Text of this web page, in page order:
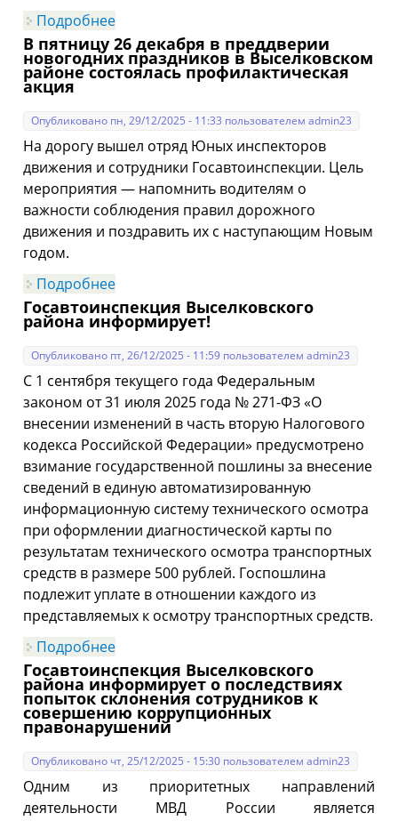
Подробнее
на автомобильной дороге на
автомобильной дороге пос. Бейсуг – ст.
Крупская – пос. Первомайский в районе
ст. Крупская произошло дорожно -
мопеда.
В пятницу 26 декабря в преддверии
новогодних праздников в Выселковском
районе состоялась профилактическая
акция
Опубликовано пн, 29/12/2025 - 11:33 пользователемadmin23
На дорогу вышел отряд Юных инспекторов
движения и сотрудники Госавтоинспекции. Цель
мероприятия — напомнить водителям о
важности соблюдения правил дорожного
движения и поздравить их с наступающим Новым
годом.
Подробнее
новогодних праздников в
Выселковском районе состоялась
профилактическая акция
Госавтоинспекция Выселковского
района информирует!
Опубликовано пт, 26/12/2025 - 11:59 пользователемadmin23
С 1 сентября текущего года Федеральным
законом от 31 июля 2025 года № 271-ФЗ «О
внесении изменений в часть вторую Налогового
кодекса Российской Федерации» предусмотрено
взимание государственной пошлины за внесение
сведений в единую автоматизированную
информационную систему технического осмотра
при оформлении диагностической карты по
результатам технического осмотра транспортных
средств в размере 500 рублей. Госпошлина
подлежит уплате в отношении каждого из
представляемых к осмотру транспортных средств.
Подробнее
района информирует!
Госавтоинспекция Выселковского
района информирует о последствиях
попыток склонения сотрудников к
совершению коррупционных
правонарушений
Опубликовано чт, 25/12/2025 - 15:30 пользователемadmin23
Одним из приоритетных направлений
деятельности МВД России является